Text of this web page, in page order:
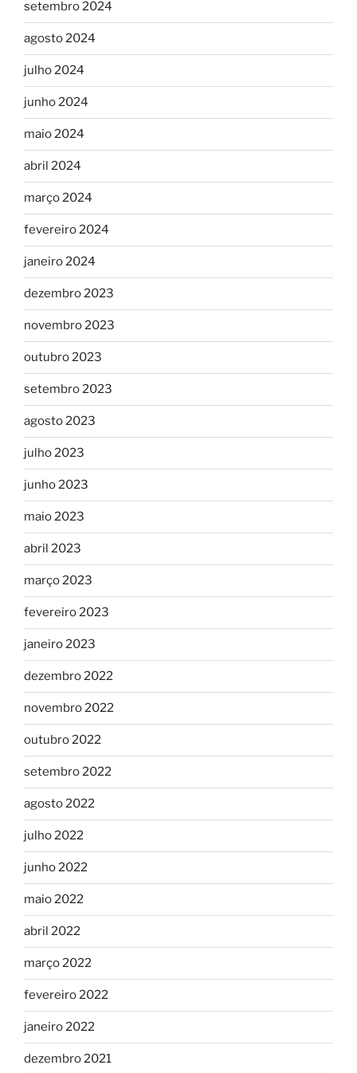
setembro 2024
agosto 2024
julho 2024
junho 2024
maio 2024
abril 2024
março 2024
fevereiro 2024
janeiro 2024
dezembro 2023
novembro 2023
outubro 2023
setembro 2023
agosto 2023
julho 2023
junho 2023
maio 2023
abril 2023
março 2023
fevereiro 2023
janeiro 2023
dezembro 2022
novembro 2022
outubro 2022
setembro 2022
agosto 2022
julho 2022
junho 2022
maio 2022
abril 2022
março 2022
fevereiro 2022
janeiro 2022
dezembro 2021